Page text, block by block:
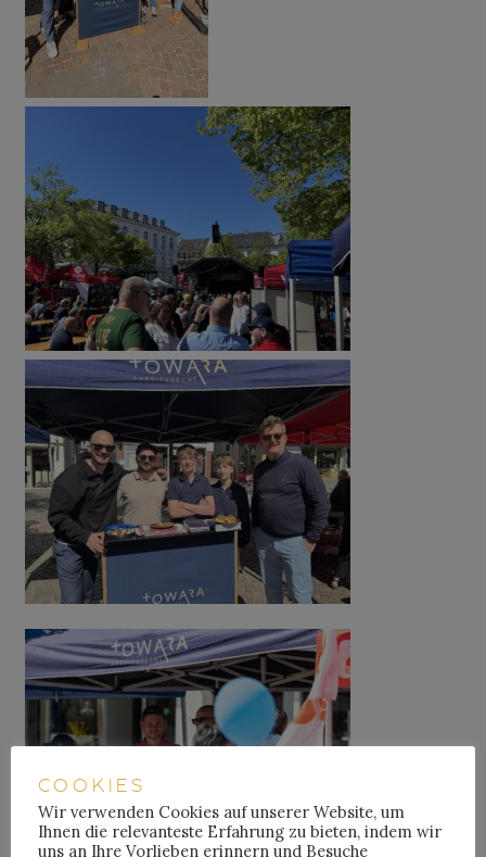
COOKIES
Wir verwenden Cookies auf unserer Website, um
Ihnen die relevanteste Erfahrung zu bieten, indem wir
uns an Ihre Vorlieben erinnern und Besuche